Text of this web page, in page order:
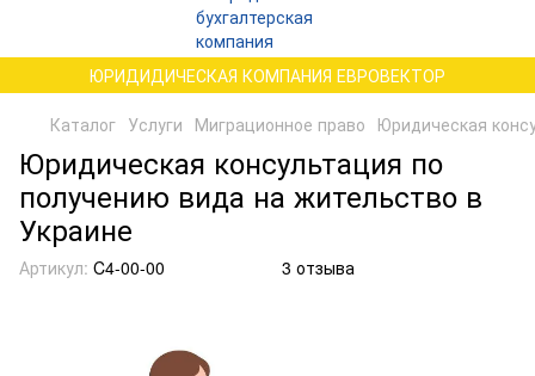
ЮРИДИДИЧЕСКАЯ КОМПАНИЯ ЕВРОВЕКТОР
Каталог Услуги Миграционное право Юридическая
Юридическая консультация по
получению вида на жительство в
Украине
Артикул: C4-00-00 3 отзыва